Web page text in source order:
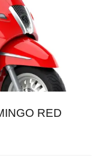
RED